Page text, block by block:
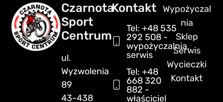
Czarnota
Sport
Centrum
ul.
Wyzwolenia
89
43-438
Kontakt
Tel: +48 535
292 508 -
wypożyczalnia,
serwis
Tel: +48
668 320
882 -
właściciel
Wypożyczal
nia
Sklep
Serwis
Wycieczki
Kontakt